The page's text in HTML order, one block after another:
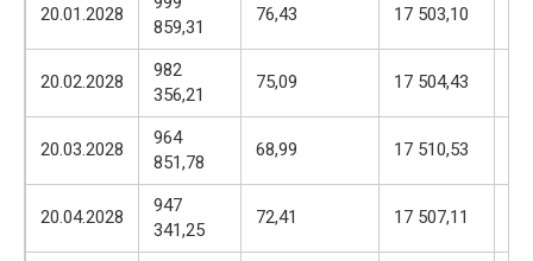
20.01.2028
859,31
76,43 17 503,10
20.02.2028
982
356,21
75,09 17 504,43
20.03.2028
964
851,78
68,99 17 510,53
20.04.2028
947
341,25
72,41 17 507,11